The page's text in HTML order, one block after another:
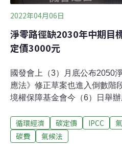
2022年04月06日
淨零路徑缺2030年中期目
定價3000元
國發會上（3）月底公布2050
應法》修正草案也進入倒數階
境權保障基金會今（6）日舉
費、長期碳稅」，目標在2030
元；台灣氣候聯盟秘書長彭啟
循環經濟 碳定價 IPCC
碳費
氣候法